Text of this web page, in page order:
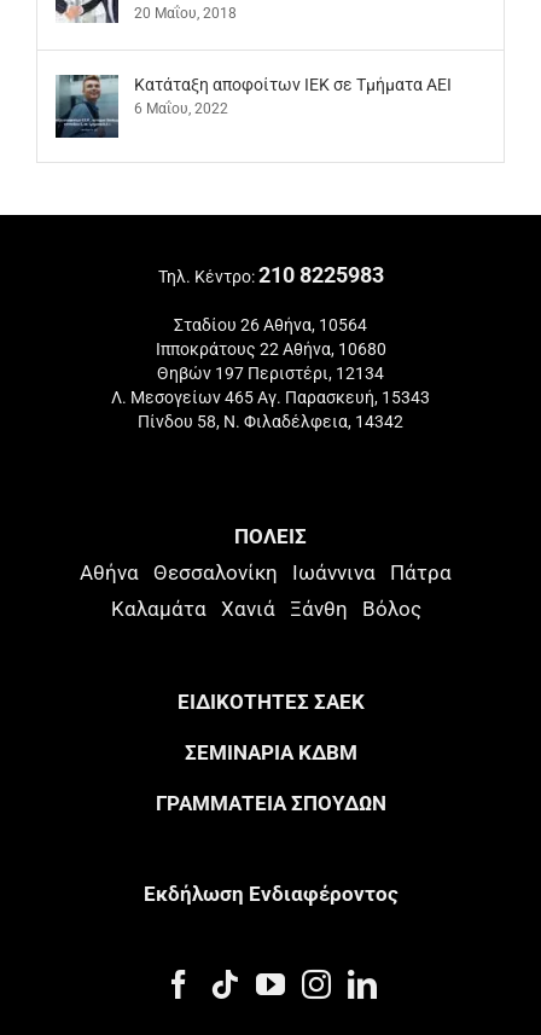
20 Μαΐου, 2018
Kατάταξη αποφοίτων ΙΕΚ σε Τμήματα ΑΕΙ
6 Μαΐου, 2022
Τηλ. Κέντρο:210 8225983
Σταδίου 26 Αθήνα, 10564
Ιπποκράτους 22 Αθήνα, 10680
Θηβών 197 Περιστέρι, 12134
Λ. Μεσογείων 465 Αγ. Παρασκευή, 15343
Πίνδου 58, Ν. Φιλαδέλφεια, 14342
ΠΟΛΕΙΣ
Αθήνα Θεσσαλονίκη Ιωάννινα
Πάτρα
Καλαμάτα
Χανιά Ξάνθη Βόλος
ΕΙΔΙΚΟΤΗΤΕΣ ΣΑΕΚ
ΣΕΜΙΝΑΡΙΑ ΚΔΒΜ
ΓΡΑΜΜΑΤΕΙΑ ΣΠΟΥΔΩΝ
Eκδήλωση Eνδιαφέροντος